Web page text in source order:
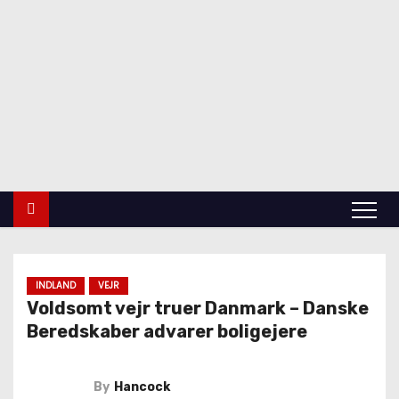
INDLAND VEJR
Voldsomt vejr truer Danmark – Danske
Beredskaber advarer boligejere
By Hancock